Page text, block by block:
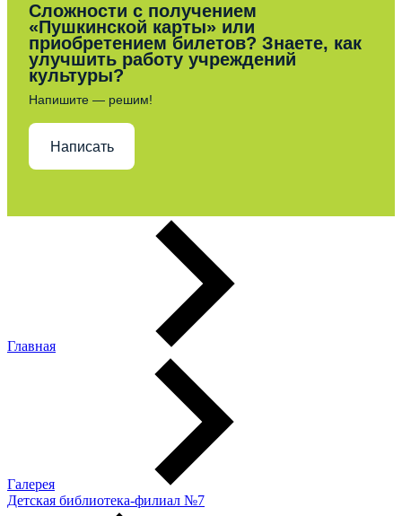
Сложности с получением
«Пушкинской карты» или
приобретением билетов? Знаете, как
улучшить работу учреждений
культуры?
Напишите — решим!
Написать
Главная
Галерея
Детская библиотека-филиал №7